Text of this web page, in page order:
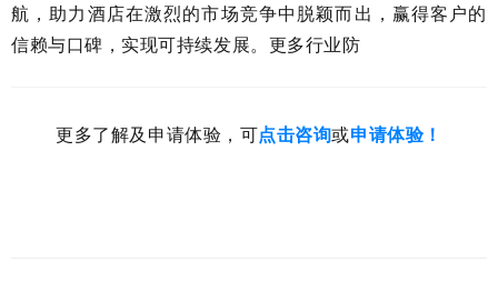
航，助力酒店在激烈的市场竞争中脱颖而出，赢得客户的
信赖与口碑，实现可持续发展。更多行业防
更多了解及申请体验，可点击咨询或申请体验！